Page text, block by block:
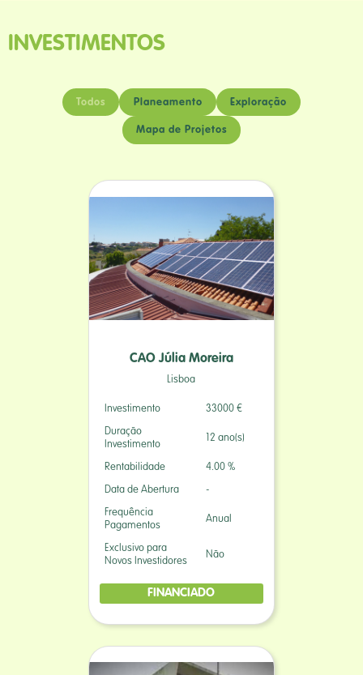
INVESTIMENTOS
Todos Planeamento Exploração
Mapa de Projetos
CAO Júlia Moreira
Lisboa
Investimento 33000 €
Duração
Investimento
12 ano(s)
Rentabilidade 4.00 %
Data de Abertura -
Frequência
Pagamentos
Anual
Exclusivo para
Novos Investidores
Não
FINANCIADO